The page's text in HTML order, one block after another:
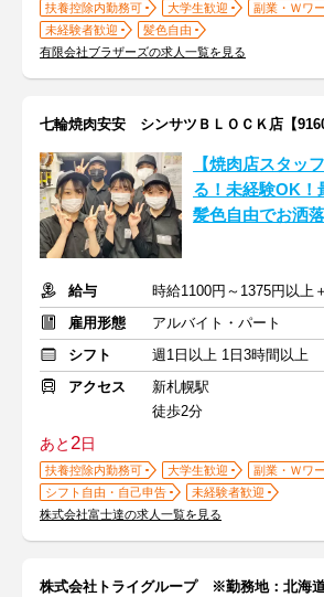
扶養控除内勤務可 大学生歓迎
副業・Ｗワ
未経験者歓迎
髪色自由
有限会社ブラザーズの求人一覧を見る
七輪焼肉安安 シンサツＢＬＯＣＫ店【9160
【焼肉店スタッ
る！未経験OK！
髪色自由でお洒
給与
時給1100円～1375円以上
雇用形態
アルバイト・パート
シフト
週1日以上 1日3時間以上
アクセス
新札幌駅
徒歩2分
あと2日
扶養控除内勤務可 大学生歓迎
副業・Ｗワ
シフト自由・自己申告
未経験者歓迎
株式会社富士達の求人一覧を見る
株式会社トライグループ ※勤務地：北海